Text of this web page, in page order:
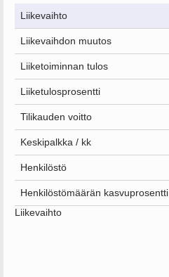
Liikevaihto
Liikevaihdon muutos
Liiketoiminnan tulos
Liiketulosprosentti
Tilikauden voitto
Keskipalkka / kk
Henkilöstö
Henkilöstömäärän kasvuprosentti
Liikevaihto